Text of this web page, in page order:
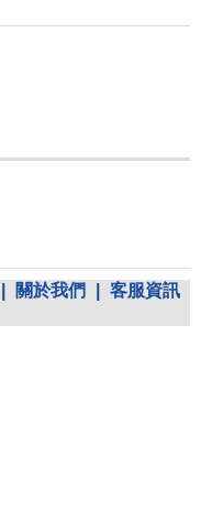
關於我們
客服資訊